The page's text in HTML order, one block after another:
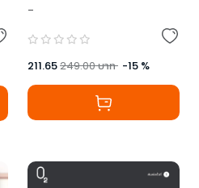
-
211.65249.00บาท -15 %